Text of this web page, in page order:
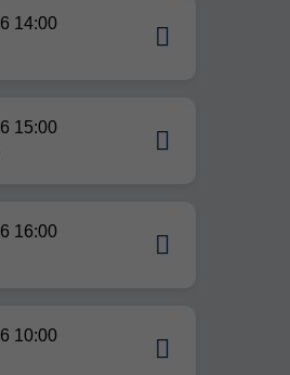
14:00
15:00
16:00
10:00